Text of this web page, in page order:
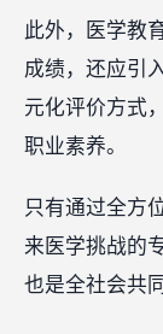
此外，医学教
成绩，还应引
元化评价方式
职业素养。
只有通过全方
来医学挑战的
也是全社会共